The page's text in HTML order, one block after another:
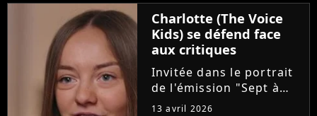
d'Amel Bent. Un
moment chargé en
émotion qui n'a
néanmoins pas fait se
retourner...
Charlotte (The Voice
Kids) se défend face
aux critiques
Invitée dans le portrait
de l'émission "Sept à
Huit", Charlotte est
13 avril 2026